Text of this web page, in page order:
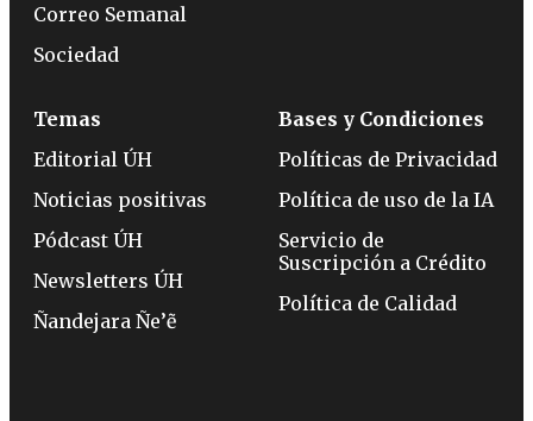
Correo Semanal
Sociedad
Temas
Editorial ÚH
Noticias positivas
Pódcast ÚH
Newsletters ÚH
Ñandejara Ñe’ẽ
Bases y Condiciones
Políticas de Privacidad
Política de uso de la IA
Servicio de
Suscripción a Crédito
Política de Calidad